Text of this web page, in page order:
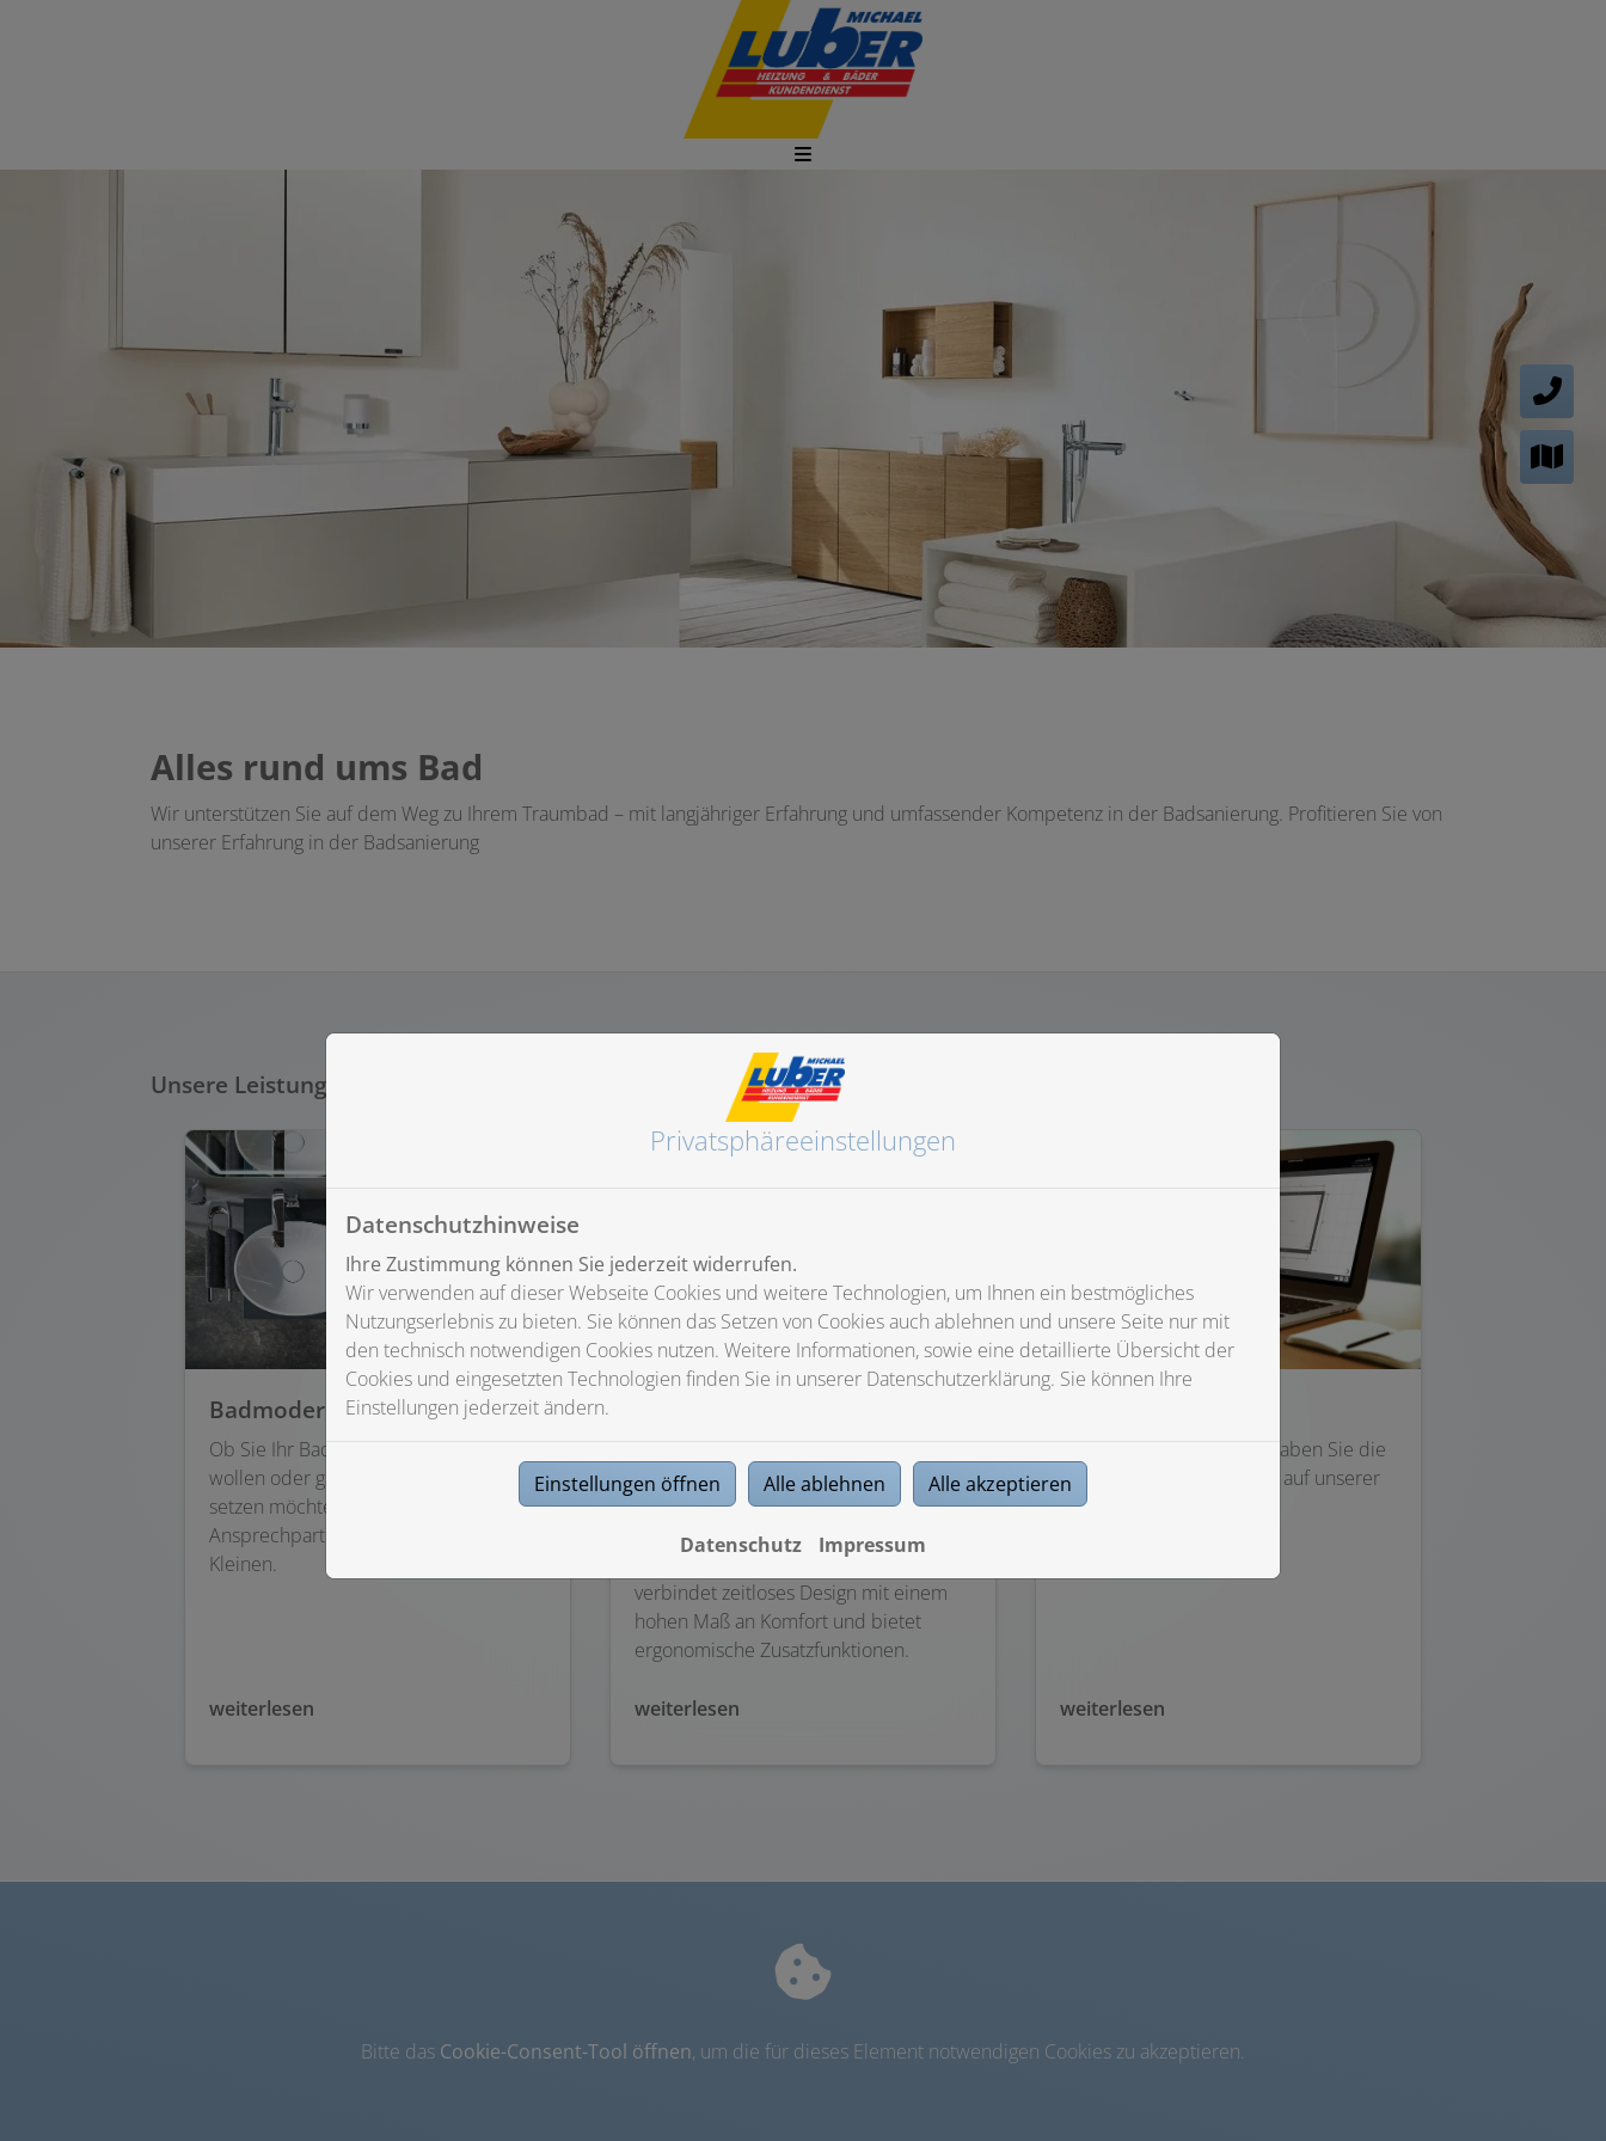
Alles rund ums Bad
Wir unterstützen Sie auf dem Weg zu Ihrem Traumbad – mit langjähriger Erfahrung und umfassender Kompetenz in der Badsanierung. Profitieren Sie von
unserer Erfahrung in der Badsanierung
Unsere Leistungen im Bereich Bad
Badmodernisierung
Ob Sie Ihr Bad umfassend sanieren
wollen oder ganz gezielt neue Akzente
setzen möchten – Michael Luber ist Ihr
Ansprechpartner im Großen wie im
Kleinen.
weiterlesen
Sie wollen möglichst lange
selbstständig und ohne die Hilfe
anderer in den eigenen Wohnräumen
leben? Einen ganz wichtigen Beitrag
dazu liefert ein barrierefreies Bad. Es
verbindet zeitloses Design mit einem
hohen Maß an Komfort und bietet
ergonomische Zusatzfunktionen.
weiterlesen
Mit dem 3D - Badplaner haben Sie die
Möglichkeit Ihr Bad direkt auf unserer
Webseite zu planen.
weiterlesen
Bitte das Cookie-Consent-Tool öffnen, um die für dieses Element notwendigen Cookies zu akzeptieren.
Privatsphäre­einstellungen
Datenschutzhinweise
Ihre Zustimmung können Sie jederzeit widerrufen.
Wir verwenden auf dieser Webseite Cookies und weitere Technologien, um Ihnen ein bestmögliches
Nutzungserlebnis zu bieten. Sie können das Setzen von Cookies auch ablehnen und unsere Seite nur mit
den technisch notwendigen Cookies nutzen. Weitere Informationen, sowie eine detaillierte Übersicht der
Cookies und eingesetzten Technologien finden Sie in unserer Datenschutzerklärung. Sie können Ihre
Einstellungen jederzeit ändern.
Einstellungen öffnen Alle ablehnen Alle akzeptieren
Datenschutz Impressum